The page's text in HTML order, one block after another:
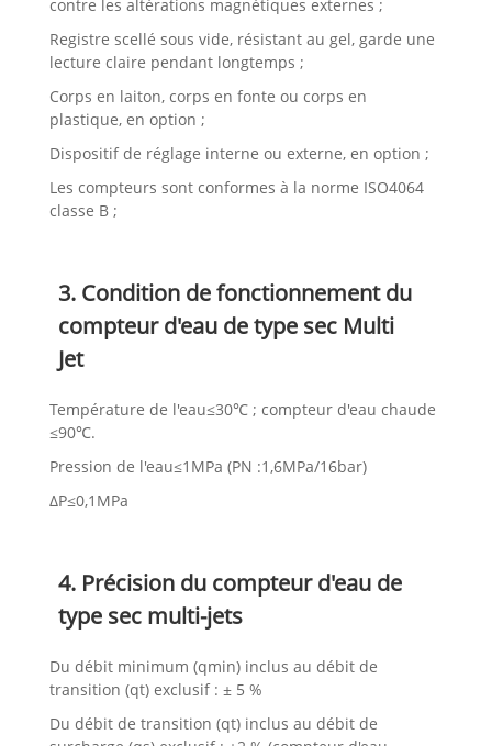
contre les altérations magnétiques externes ;
Registre scellé sous vide, résistant au gel, garde une
lecture claire pendant longtemps ;
Corps en laiton, corps en fonte ou corps en
plastique, en option ;
Dispositif de réglage interne ou externe, en option ;
Les compteurs sont conformes à la norme ISO4064
classe B ;
3. Condition de fonctionnement du
compteur d'eau de type sec Multi
Jet
Température de l'eau≤30℃ ; compteur d'eau chaude
≤90℃.
Pression de l'eau≤1MPa (PN :1,6MPa/16bar)
ΔP≤0,1MPa
4. Précision du compteur d'eau de
type sec multi-jets
Du débit minimum (qmin) inclus au débit de
transition (qt) exclusif : ± 5 %
Du débit de transition (qt) inclus au débit de